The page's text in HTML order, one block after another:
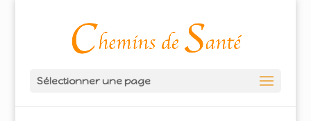
Sélectionner une page